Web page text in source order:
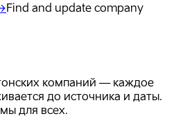
Find and update company
компаний — каждое
до источника и даты.
для всех.